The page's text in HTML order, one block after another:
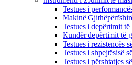
Testues i
Makinë
Testues i depërtimit
Kundër depërtimit të
Testues i rezistencës
Testues i shpejtësisë
Testues i përshtatjes